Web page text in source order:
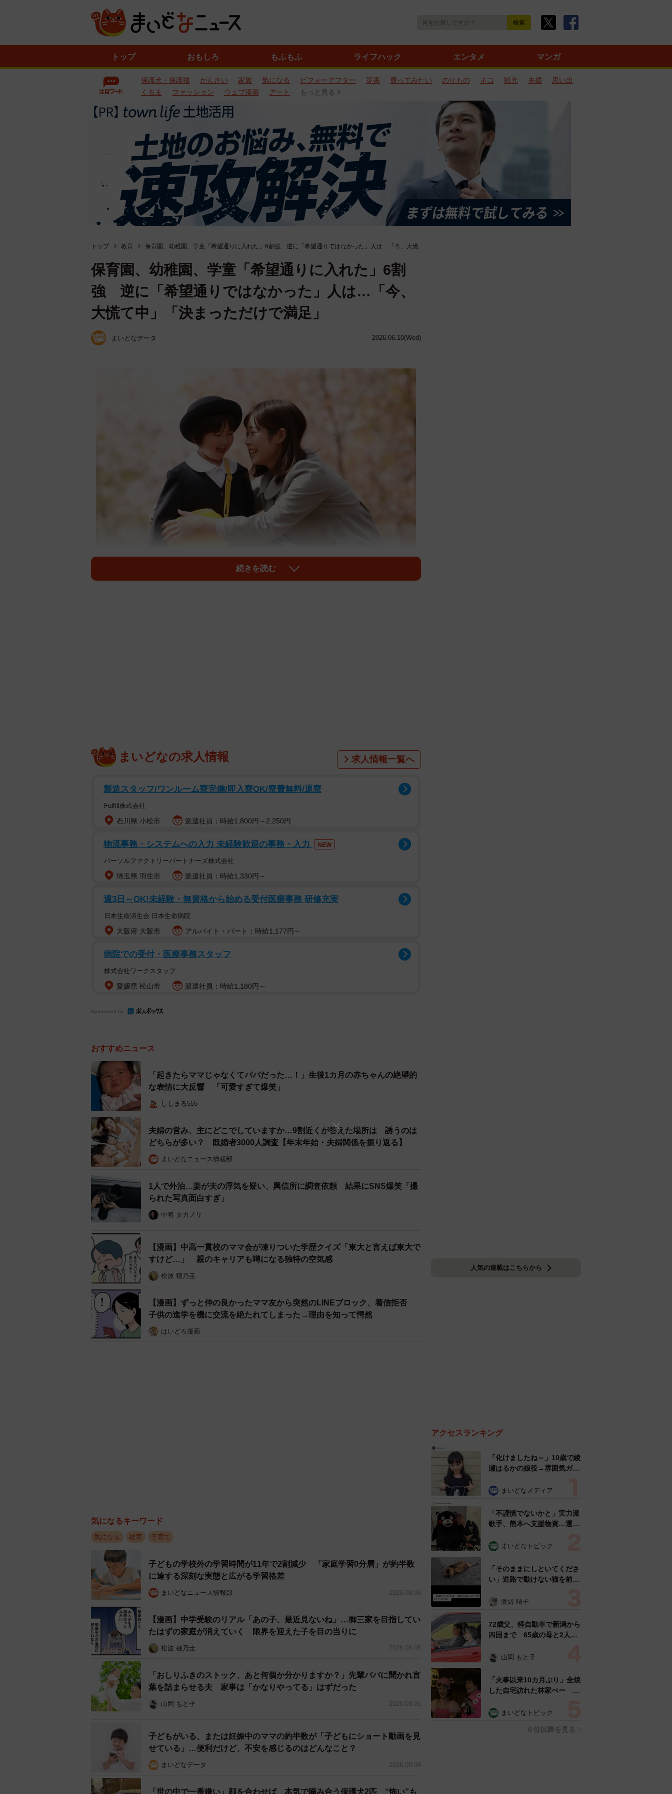
トップ おもしろ もふもふ ライフハック エンタメ マンガ
保護犬・保護猫 かんさい 家族 気になる ビフォーアフター 災害 買ってみたい のりもの ネコ 観光 夫婦
思い出
くるま
ファッション ウェブ漫画 アート もっと見る
トップ 教育 保育園、幼稚園、学童「希望通りに入れた」6割強 逆に「希望通りではなかった」人は…「今、大慌
2026.06.10(Wed)
保育園、幼稚園、学童「希望通りに入れた」6割
強 逆に「希望通りではなかった」人は…「今、
大慌て中」「決まっただけで満足」
まいどなデータ
営する「ママスタセレクト」が2026年3月に、インターネットを通じて実施したものです。
まず、お子さんの保育園・幼稚園・学童の利用について、「希望通りだった」「希望通りで
はなかった」「その他」の3択で回答を募ったところ、最も多かったのは「希望通り」で
62.2%となり、納得の選択ができた家庭が多数を占めました。
以下、寄せられたコメントを紹介します。
・「たくさん見学して第1希望の園に決定。先生も環境も、とてもよくて入れてよかった」
・「継続で学童入所許可が出たので安心していたが、本人は通常下校したいと言い出して困
っている。まだまだ鍵っ子は不安の新2年生」
約2割は「希望通りではなかった」
一方、「希望通りではなかった」と回答した人は24.1%でした。特に学童保育については、
地域や学年によって入りづらいケースがあることが浮き彫りになりました。具体的には、以
下のような回答が寄せられました。
・「人気の幼稚園には落ちたのですが、決まっただけで満足でした」
・「小3になり、当たり前に児童クラブへ入会できると思っていたのに待機になった。今、
っても、前向きに受け止めているご家庭の声も届きました。
・「通ってみると子どもに合っていて、良い幼稚園でした！」
・「緊急事態宣言のなかで入園。慣らし保育もなく戸惑うことが多かったが、先生たちが神
様に見えました」
続きを読む
まいどなの求人情報 求人情報一覧へ
製造スタッフ/ワンルーム寮完備/即入寮OK/寮費無料/退寮
Fulfill株式会社
石川県 小松市 派遣社員：時給1,800円～2,250円
物流事務・システムへの入力 未経験歓迎の事務・入力 NEW
パーソルファクトリーパートナーズ株式会社
埼玉県 羽生市 派遣社員：時給1,330円～
週3日～OK!未経験・無資格から始める受付医療事務 研修充実
日本生命済生会 日本生命病院
大阪府 大阪市 アルバイト・パート：時給1,177円～
病院での受付・医療事務スタッフ
株式会社ワークスタッフ
愛媛県 松山市 派遣社員：時給1,180円～
Sponsored by
おすすめニュース
「起きたらママじゃなくてパパだった…！」生後1カ月の赤ちゃんの絶望的
な表情に大反響 「可愛すぎて爆笑」
ししまる555
夫婦の営み、主にどこでしていますか…9割近くが答えた場所は 誘うのは
どちらが多い？ 既婚者3000人調査【年末年始・夫婦関係を振り返る】
まいどなニュース情報部
1人で外泊…妻が夫の浮気を疑い、興信所に調査依頼 結果にSNS爆笑「撮
られた写真面白すぎ」
中将 タカノリ
【漫画】中高一貫校のママ会が凍りついた学歴クイズ「東大と言えば東大で
すけど…」 親のキャリアも噂になる独特の空気感
松波 穂乃圭
【漫画】ずっと仲の良かったママ友から突然のLINEブロック、着信拒否
子供の進学を機に交流を絶たれてしまった→理由を知って愕然
はいどろ漫画
気になるキーワード
気になる 教育 子育て
子どもの学校外の学習時間が11年で2割減少 「家庭学習0分層」が約半数
に達する深刻な実態と広がる学習格差
まいどなニュース情報部 2026.08.06
【漫画】中学受験のリアル「あの子、最近見ないね」…御三家を目指してい
たはずの家庭が消えていく 限界を迎えた子を目の当りに
松波 穂乃圭 2026.08.05
「おしりふきのストック、あと何個か分かりますか？」先輩パパに聞かれ言
葉を詰まらせる夫 家事は「かなりやってる」はずだった
山岡 もと子 2026.08.05
子どもがいる、または妊娠中のママの約半数が「子どもにショート動画を見
せている」…便利だけど、不安を感じるのはどんなこと？
まいどなデータ 2026.08.04
「世の中で一番嫌い」顔を合わせば、本気で噛み合う保護犬2匹 “怖い”も
人気の連載はこちらから
アクセスランキング
「化けましたね～」10歳で綾
瀬はるかの娘役→雰囲気ガラ
雰囲気が」「宝塚に入れそ
まいどなメディア
「不謹慎でないかと」実力派
歌手、熊本へ支援物資…運搬
めらい 「痛いほど伝わる」
まいどなトピック
「そのままにしといてくださ
い」道路で動けない猫を前に
ようとした4日間 「命の重
表の訴え
渡辺 晴子
72歳父、軽自動車で新潟から
四国まで 65歳の母と2人で
憩まで分刻み… 「大学生で
山岡 もと子
「火事以来10カ月ぶり」全焼
した自宅訪れた林家ぺー 内
ン状態の部屋に呆然
まいどなトピック
６位以降を見る